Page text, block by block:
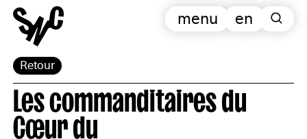
Retour
en
menu
Les commanditaires du
Cœur du